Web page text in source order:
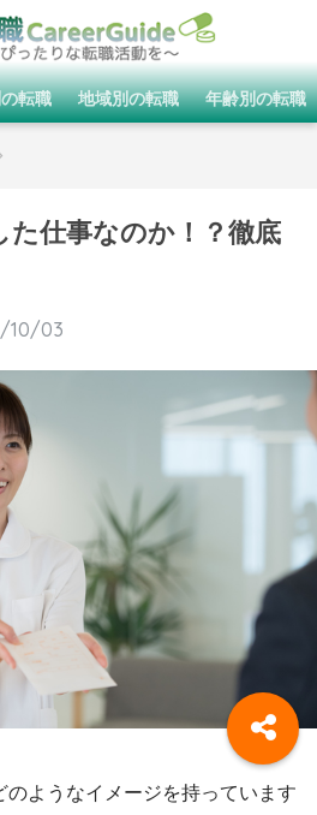
転職 地域別の転職 年齢別の転職
た仕事なのか！？徹底
10/03
ようなイメージを持っています